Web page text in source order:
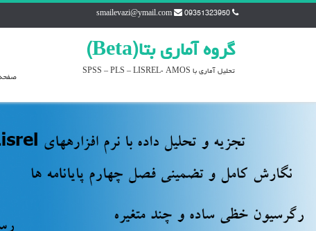
smailevazi@ymail.com
گروه آماري بتا(Beta)
تحليل آماري با SPSS – PLS – LISREL- AMOS